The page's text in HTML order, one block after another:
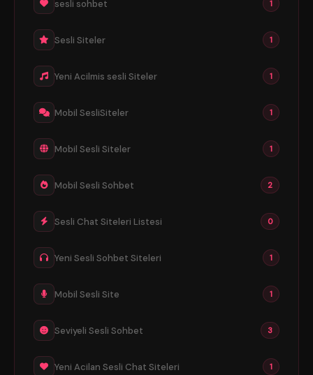
sesli sohbet 1
Sesli Siteler 1
Yeni Acilmis sesli Siteler 1
Mobil SesliSiteler 1
Mobil Sesli Siteler 1
Mobil Sesli Sohbet 2
Sesli Chat Siteleri Listesi 0
Yeni Sesli Sohbet Siteleri 1
Mobil Sesli Site 1
Seviyeli Sesli Sohbet 3
Yeni Acilan Sesli Chat Siteleri 1